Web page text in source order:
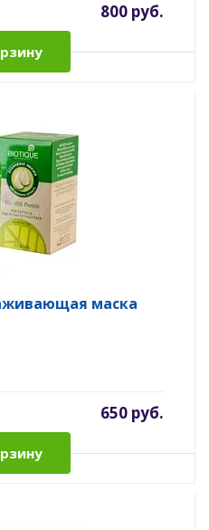
800 руб.
маска
650 руб.